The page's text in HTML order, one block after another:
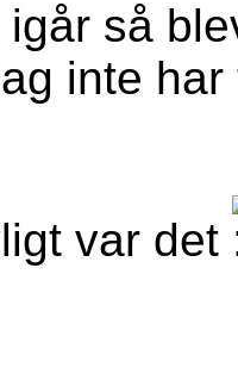
så
inte
var det